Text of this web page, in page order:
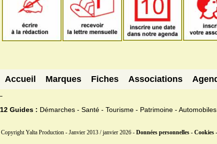
Accueil Marques Fiches Associations
12 Guides : Démarches - Santé - Tourisme - Patrimoine - Automobiles
Copyright Yalta Production - Janvier 2013 / janvier 2026 - Données personnelles - Cookies